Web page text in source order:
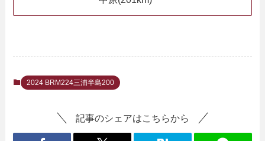
2024 BRM224三浦半島200
記事のシェアはこちらから